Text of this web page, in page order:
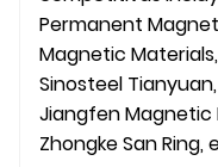
Permanent
Magnetic
Sinosteel
Jiangfen Magnetic
Zhongke San Ring,